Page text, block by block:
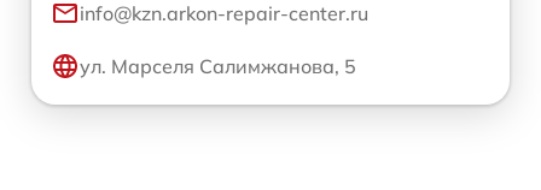
info@kzn.arkon-repair-center.ru
ул. Марселя Салимжанова, 5